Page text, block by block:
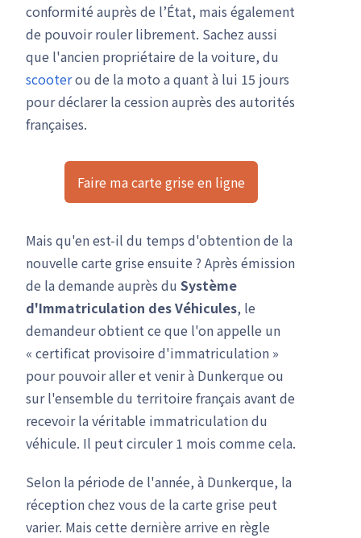
conformité auprès de l’État, mais également
de pouvoir rouler librement. Sachez aussi
que l'ancien propriétaire de la voiture, du
scooterou de la moto a quant à lui 15 jours
pour déclarer la cession auprès des autorités
françaises.
Faire ma carte grise en ligne
Mais qu'en est-il du temps d'obtention de la
nouvelle carte grise ensuite ? Après émission
de la demande auprès du Système
d'Immatriculation des Véhicules, le
demandeur obtient ce que l'on appelle un
« certificat provisoire d'immatriculation »
pour pouvoir aller et venir à Dunkerque ou
sur l'ensemble du territoire français avant de
recevoir la véritable immatriculation du
véhicule. Il peut circuler 1 mois comme cela.
Selon la période de l'année, à Dunkerque, la
réception chez vous de la carte grise peut
varier. Mais cette dernière arrive en règle